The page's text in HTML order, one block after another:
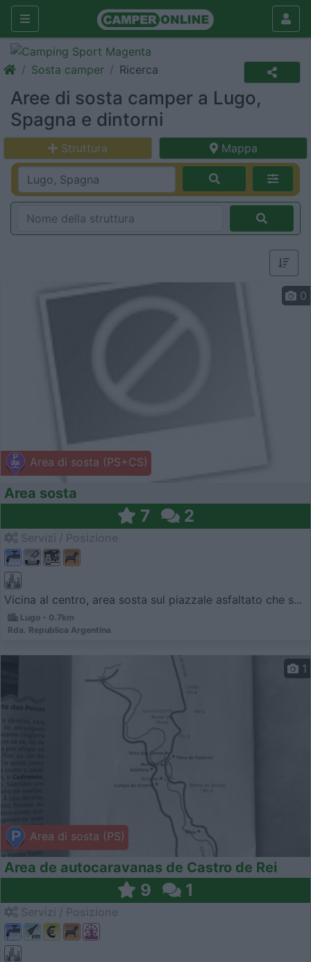
Sosta camper Ricerca
Aree di sosta camper a Lugo,
Spagna e dintorni
Struttura Mappa
Area di sosta (PS+CS)
0
Area sosta
7 2
Vicina al centro, area sosta sul piazzale asfaltato che s...
Lugo - 0.7km
Rda. Republica Argentina
Area di sosta (PS)
1
Area de autocaravanas de Castro de Rei
9 1